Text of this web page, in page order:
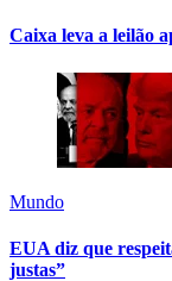
Caixa leva a leilão
Mundo
EUA diz que
justas”